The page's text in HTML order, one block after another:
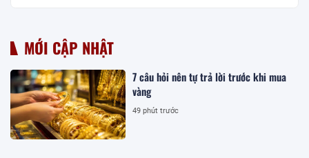
MỚI CẬP NHẬT
7 câu hỏi nên tự trả lời trước khi mua
vàng
49 phút trước